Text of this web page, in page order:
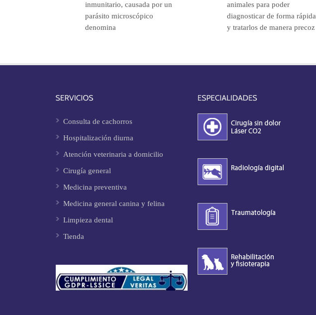
inmunitario, causada por un
parásito microscópico
denomina
animales para poder
diagnosticar de forma rápida
y tratarlos de manera precoz
Consulta de cachorros
Hospitalización diurna
Atención veterinaria a domicilio
Cirugía general
Medicina preventiva
Medicina general canina y felina
Limpieza dental
Tienda